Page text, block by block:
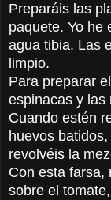
Preparáis las
paquete. Yo he
agua tibia. Las
limpio.
Para preparar
espinacas y las
Cuando estén
huevos
revolvéis la
Con esta farsa,
sobre el